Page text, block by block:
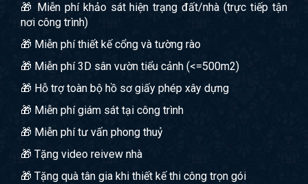
🎁 Miễn phí khảo sát hiện trạng đất/nhà (trực tiếp tận
nơi công trình)
🎁 Miễn phí thiết kế cổng và tường rào
🎁 Miễn phí 3D sân vườn tiểu cảnh (<=500m2)
🎁 Hỗ trợ toàn bộ hồ sơ giấy phép xây dựng
🎁 Miễn phí giám sát tại công trình
🎁 Miễn phí tư vấn phong thuỷ
🎁 Tặng video reivew nhà
🎁 Tặng quà tân gia khi thiết kế thi công trọn gói